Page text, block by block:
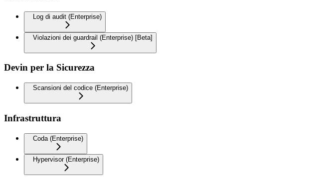
Log di audit (Enterprise)
Violazioni dei guardrail (Enterprise) [Beta]
Devin per la Sicurezza
Scansioni del codice (Enterprise)
Infrastruttura
Coda (Enterprise)
Hypervisor (Enterprise)